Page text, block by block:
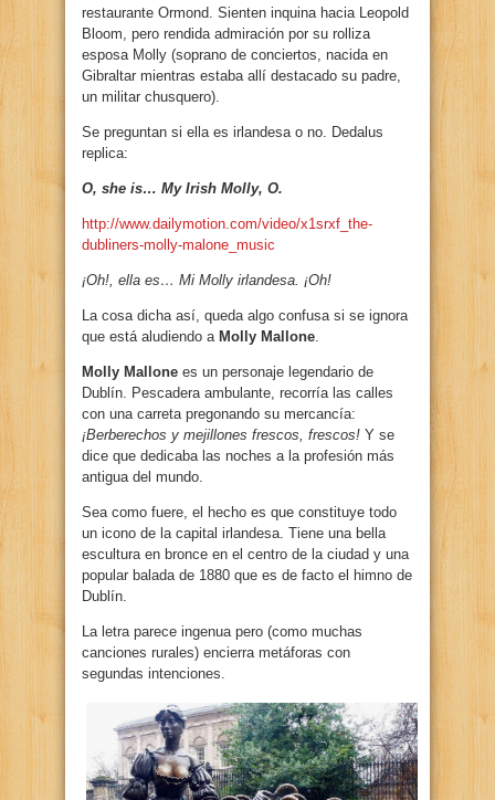
restaurante Ormond. Sienten inquina hacia Leopold
Bloom, pero rendida admiración por su rolliza
esposa Molly (soprano de conciertos, nacida en
Gibraltar mientras estaba allí destacado su padre,
un militar chusquero).
Se preguntan si ella es irlandesa o no. Dedalus
replica:
O, she is… My Irish Molly, O.
http://www.dailymotion.com/video/x1srxf_the-
dubliners-molly-malone_music
¡Oh!, ella es… Mi Molly irlandesa. ¡Oh!
La cosa dicha así, queda algo confusa si se ignora
que está aludiendo a Molly Mallone.
Molly Mallone es un personaje legendario de
Dublín. Pescadera ambulante, recorría las calles
con una carreta pregonando su mercancía:
¡Berberechos y mejillones frescos, frescos! Y se
dice que dedicaba las noches a la profesión más
antigua del mundo.
Sea como fuere, el hecho es que constituye todo
un icono de la capital irlandesa. Tiene una bella
escultura en bronce en el centro de la ciudad y una
popular balada de 1880 que es de facto el himno de
Dublín.
La letra parece ingenua pero (como muchas
canciones rurales) encierra metáforas con
segundas intenciones.